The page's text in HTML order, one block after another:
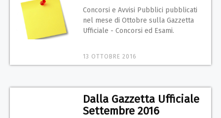
Concorsi e Avvisi Pubblici pubblicati
nel mese di Ottobre sulla Gazzetta
Ufficiale - Concorsi ed Esami.
13 OTTOBRE 2016
Dalla Gazzetta Ufficiale
Settembre 2016